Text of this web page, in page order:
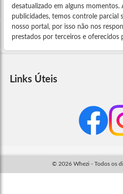
desatualizado em alguns momentos.
publicidades, temos controle parcial
nosso portal, por isso não nos
prestados por terceiros e oferecidos
Links Úteis
© 2026 Whezi - Todos os